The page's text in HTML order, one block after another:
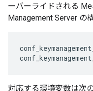
ーバーライドされる
Management Server の
対応する環境変数は次